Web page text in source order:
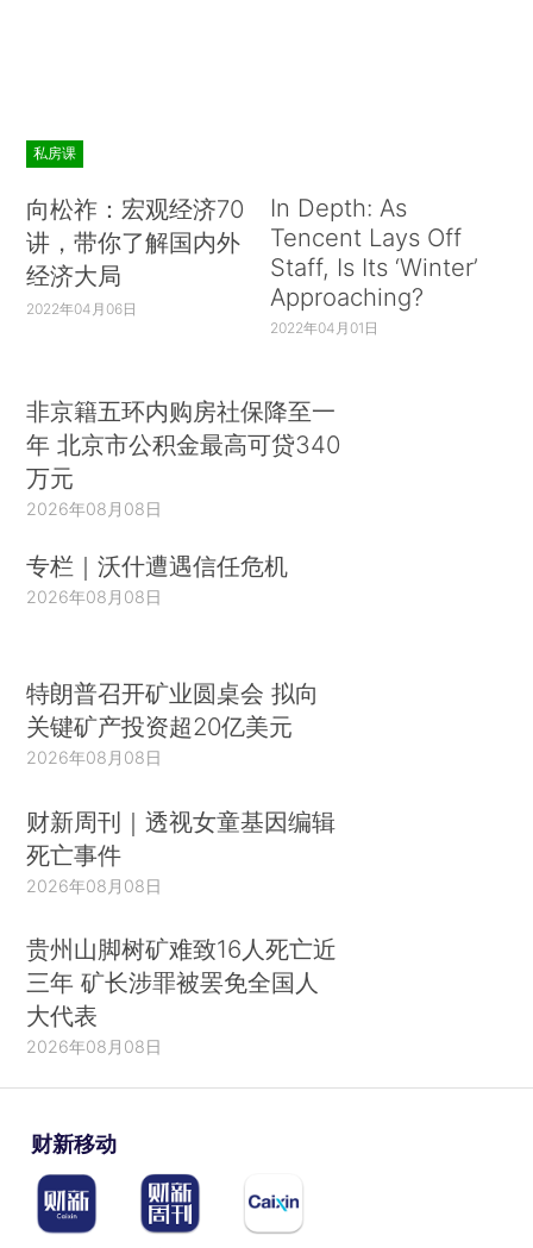
私房课
向松祚：宏观经济70
讲，带你了解国内外
经济大局
2022年04月06日
In Depth: As
Tencent Lays Off
Staff, Is Its ‘Winter’
Approaching?
2022年04月01日
非京籍五环内购房社保降至一
年 北京市公积金最高可贷340
万元
2026年08月08日
专栏｜沃什遭遇信任危机
2026年08月08日
特朗普召开矿业圆桌会 拟向
关键矿产投资超20亿美元
2026年08月08日
财新周刊｜透视女童基因编辑
死亡事件
2026年08月08日
贵州山脚树矿难致16人死亡近
三年 矿长涉罪被罢免全国人
大代表
2026年08月08日
财新移动